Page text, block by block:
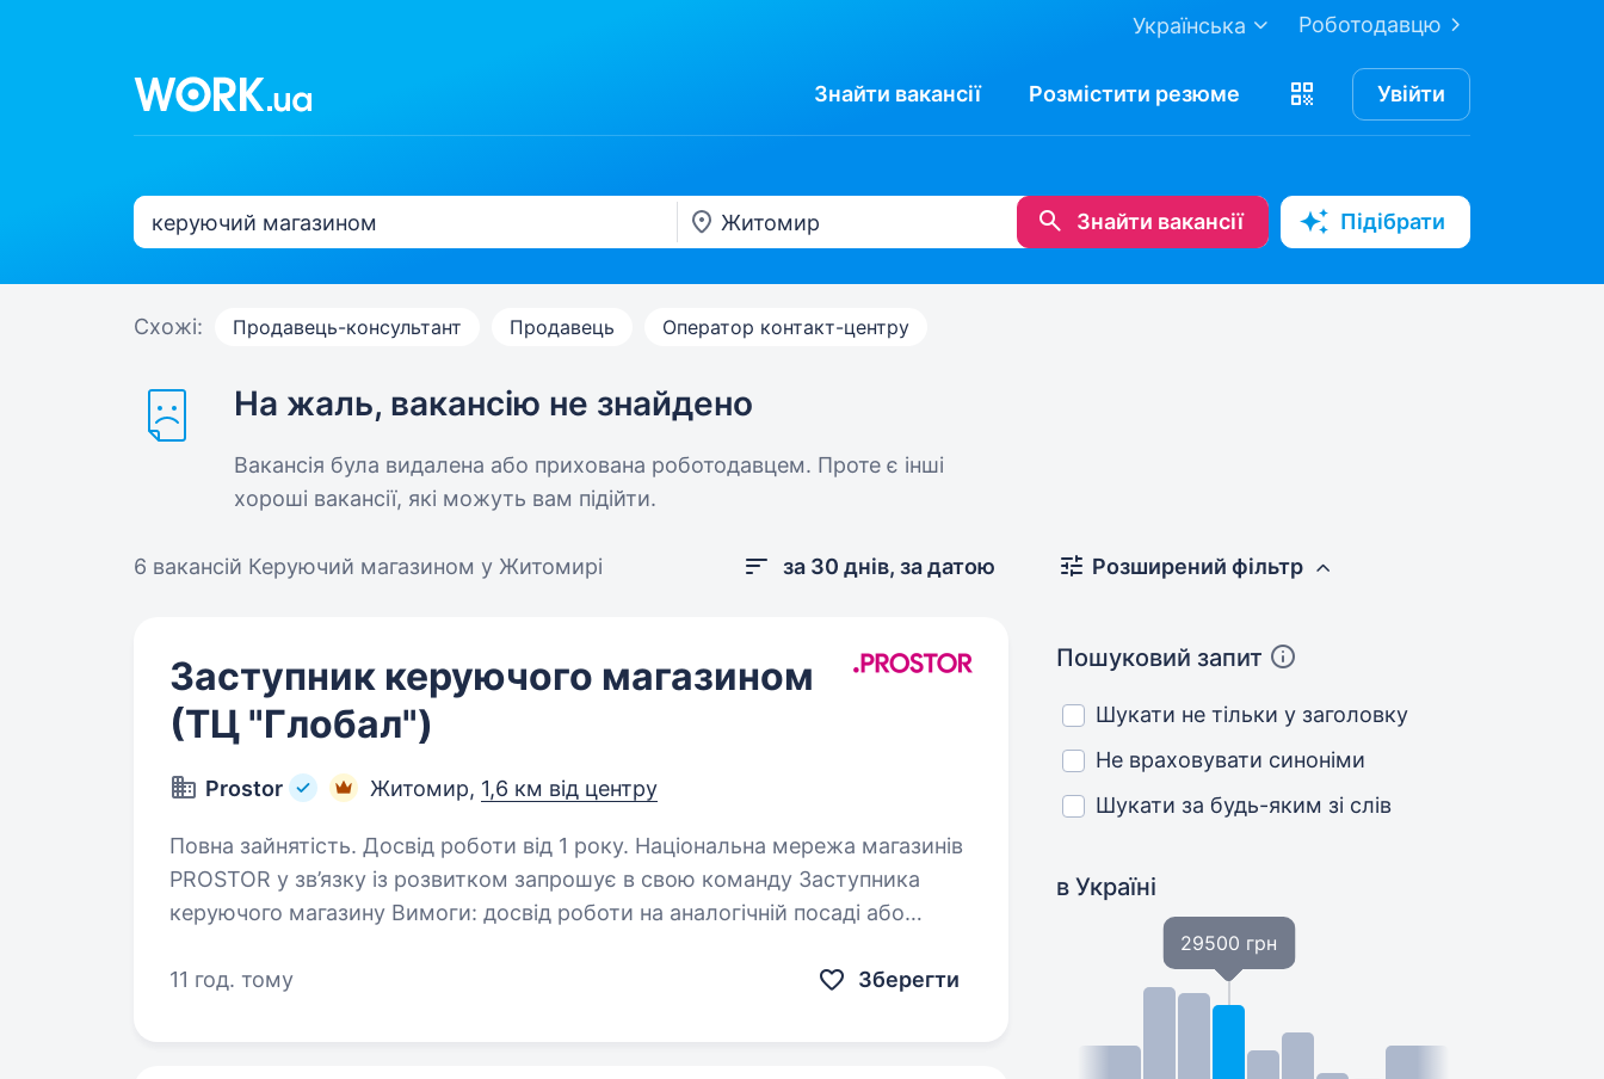
Роботодавцю
Українська
Знайти вакансії Розмістити резюме Увійти
Знайти вакансії Підібрати
Схожі: Продавець-консультант Продавець Оператор контакт-центру
На жаль, вакансію не знайдено
Вакансія була видалена або прихована роботодавцем. Проте є інші
хороші вакансії, які можуть вам підійти.
6 вакансій Керуючий магазином у Житомирі за 30 днів, за датою
Заступник керуючого магазином
(ТЦ "Глобал")
Prostor Житомир, 1,6 км від центру
Повна зайнятість. Досвід роботи від 1 року. ​Національна мережа магазинів
PROSTOR у зв’язку із розвитком запрошує в свою команду Заступника
керуючого магазину Вимоги: досвід роботи на аналогічній посаді або
11 год. тому
Зберегти
Розширений фільтр
Пошуковий запит
Шукати не тільки у заголовку
Не враховувати синоніми
Шукати за будь-яким зі слів
в Україні
29500 грн